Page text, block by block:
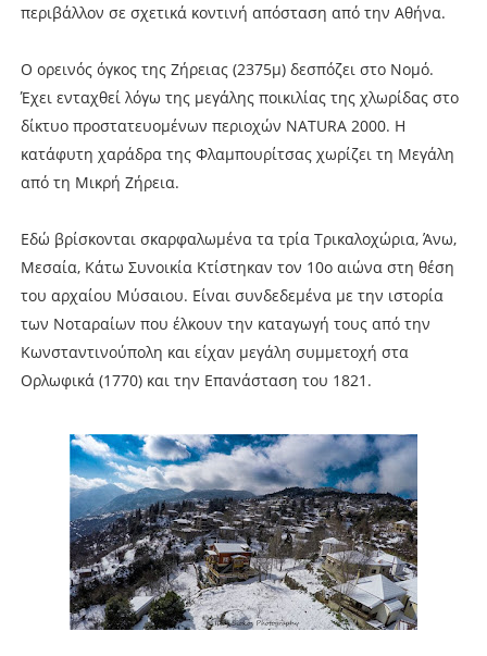
περιβάλλον σε σχετικά κοντινή απόσταση από την Αθήνα.
Ο ορεινός όγκος της Ζήρειας (2375μ) δεσπόζει στο Νομό.
Έχει ενταχθεί λόγω της μεγάλης ποικιλίας της χλωρίδας στο
δίκτυο προστατευομένων περιοχών ΝΑΤURA 2000. Η
κατάφυτη χαράδρα της Φλαμπουρίτσας χωρίζει τη Μεγάλη
από τη Μικρή Ζήρεια.
Εδώ βρίσκονται σκαρφαλωμένα τα τρία Τρικαλοχώρια, Άνω,
Μεσαία, Κάτω Συνοικία Κτίστηκαν τον 10ο αιώνα στη θέση
του αρχαίου Μύσαιου. Είναι συνδεδεμένα με την ιστορία
των Νοταραίων που έλκουν την καταγωγή τους από την
Κωνσταντινούπολη και είχαν μεγάλη συμμετοχή στα
Ορλωφικά (1770) και την Επανάσταση του 1821.